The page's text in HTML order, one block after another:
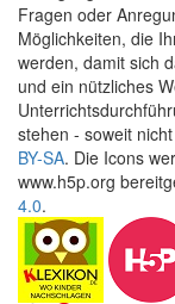
Fragen oder
Möglichkeiten, die
werden, damit sich
und ein nützliches
stehen - soweit
BY-SA. Die Icons
www.h5p.org
4.0.